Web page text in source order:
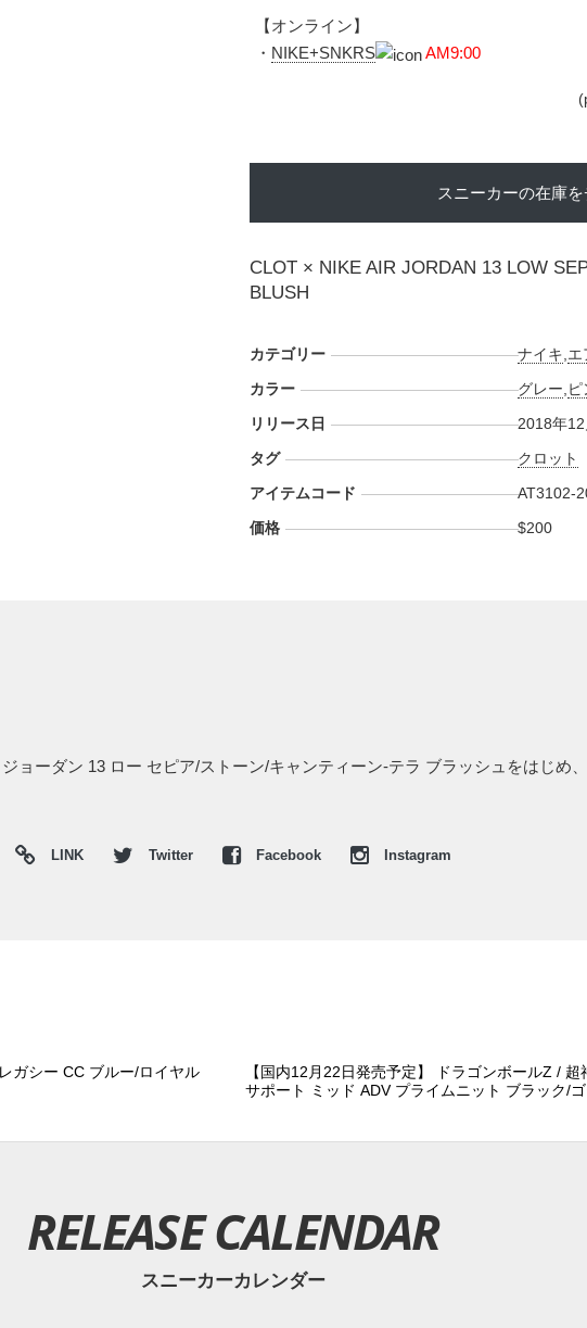
【オンライン】
・ NIKE+SNKRS AM9:00
スニーカーの在庫
CLOT × NIKE AIR JORDAN 13 LOW
BLUSH
カテゴリー ナイキ エ
カラー
グレー ピ
リリース日
2018年12
タグ
クロット
アイテムコード
AT3102-
価格
$200
ョーダン 13 ロー セピア/ストーン/キャンティーン-テラ ブラッシュをはじめ
LINK Twitter Facebook Instagram
ガシー CC ブルー/ロイヤル
【国内12月22日発売予定】 ドラゴンボールZ /
サポート ミッド ADV プライムニット ブラック/
RELEASE CALENDAR
スニーカーカレンダー